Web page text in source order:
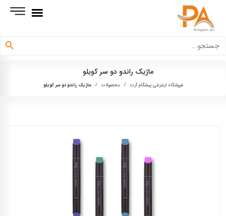
برای:
دکمه جستجو
ماژیک راندو دو سر کویلو
فروشگاه اینترنتی پیشگام آرت / محصولات / ماژیک راندو دو سر کویلو